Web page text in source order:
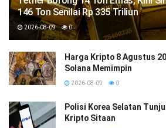
146 Ton Senilai Rp 335 Triliun
2026-08-09 0
Harga Kripto 8 Agustus
Solana Memimpin
2026-08-09 0
Polisi Korea Selatan
Kripto Sitaan